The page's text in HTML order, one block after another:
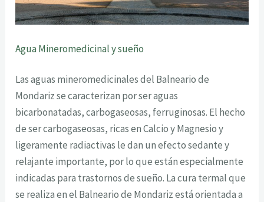
Agua Mineromedicinal y sueño
Las aguas mineromedicinales del Balneario de
Mondariz se caracterizan por ser aguas
bicarbonatadas, carbogaseosas, ferruginosas. El hecho
de ser carbogaseosas, ricas en Calcio y Magnesio y
ligeramente radiactivas le dan un efecto sedante y
relajante importante, por lo que están especialmente
indicadas para trastornos de sueño. La cura termal que
se realiza en el Balneario de Mondariz está orientada a